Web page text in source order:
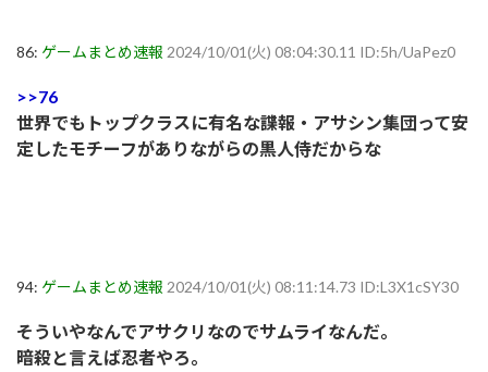
86: ゲームまとめ速報 2024/10/01(火) 08:04:30.11 ID:5h/UaPez0
>>76
世界でもトップクラスに有名な諜報・アサシン集団って安
定したモチーフがありながらの黒人侍だからな
94: ゲームまとめ速報 2024/10/01(火) 08:11:14.73 ID:L3X1cSY30
そういやなんでアサクリなのでサムライなんだ。
暗殺と言えば忍者やろ。